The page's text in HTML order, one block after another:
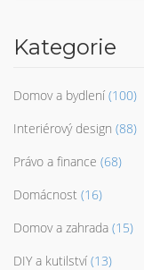
Kategorie
Domov a bydlení (100)
Interiérový design (88)
Právo a finance (68)
Domácnost (16)
Domov a zahrada (15)
DIY a kutilství (13)